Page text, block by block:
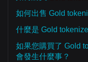
如何出售 Gold
什麼是 Gold
如果您購買了 Gold
會發生什麼事？